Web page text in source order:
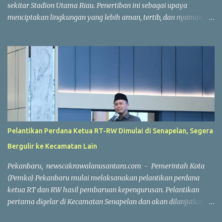
sekitar Stadion Utama Riau. Penertiban ini sebagai upaya
menciptakan lingkungan yang lebih aman, tertib, dan nyaman
menata kawasan agar lebih rapi dan menghilangkan bangunan
permanen yang berdiri di lokasi," kata Walikota Pekanbaru Agung
Nugroho di Aula Gedung Utama Kompleks Perkantoran Tenayan
Raya, Jumat (24/7/2026). Langkah penertiban dilakukan setelah
pemko menerima berbagai laporan warga terkait kondisi
kawasan tersebut. Selain memiliki riwayat tindak kriminal,
seperti aksi begal, kawasan itu juga kerap dikeluhkan karena
diduga menjadi lokasi aktivitas yang meresahkan warga.
"Penertiban ini bukan untuk menggusur pedagang atau melarang
permanen yang ada di kawasan tersebut. Pedagang t...
Pelantikan Perdana Ketua RT-RW Dimulai di Senapelan, Segera
Bergulir ke Kecamatan Lain
Pekanbaru, newscakrawalanusantara.com - Pemerintah Kota
(Pemko) Pekanbaru mulai melaksanakan pelantikan perdana
ketua RT dan RW hasil pembaruan kepengurusan. Pelantikan
pertama digelar di Kecamatan Senapelan dan akan dilanjutkan